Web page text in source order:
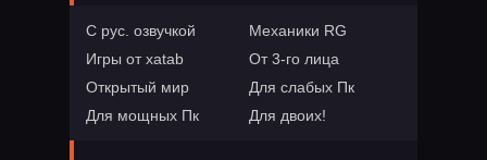
С рус. озвучкой
Механики RG
Игры от xatab
От 3-го лица
Открытый мир
Для слабых Пк
Для мощных Пк
Для двоих!